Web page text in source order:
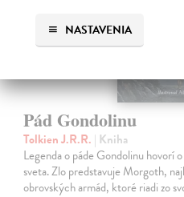
NASTAVENIA
Pád Gondolinu
Tolkien J.R.R. | Kniha
Legenda o páde Gondolinu hovorí
sveta. Zlo predstavuje Morgoth,
obrovských armád, ktoré riadi zo